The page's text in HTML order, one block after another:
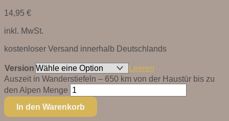
14,95 €
inkl. MwSt.
kostenloser Versand innerhalb Deutschlands
Version
Leeren
Auszeit in Wanderstiefeln – 650 km von der Haustür bis zu
den Alpen Menge
In den Warenkorb